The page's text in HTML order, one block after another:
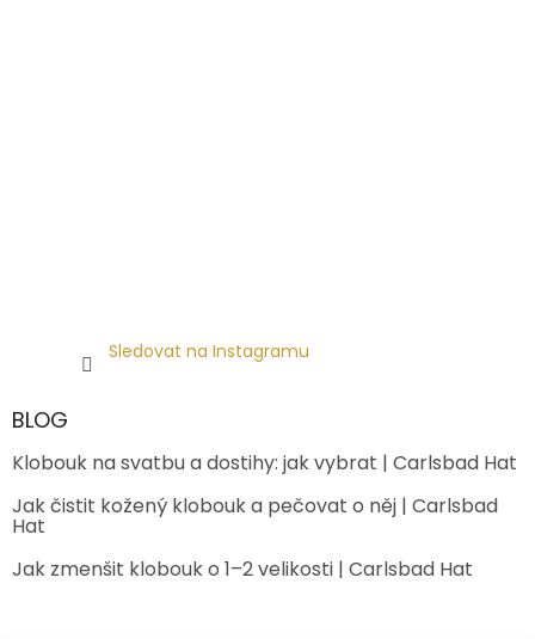
Sledovat na Instagramu
BLOG
Klobouk na svatbu a dostihy: jak vybrat | Carlsbad Hat
Jak čistit kožený klobouk a pečovat o něj | Carlsbad
Hat
Jak zmenšit klobouk o 1–2 velikosti | Carlsbad Hat